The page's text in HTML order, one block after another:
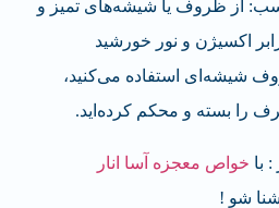
از ظروف یا شیشه‌های تمیز و
اکسیژن و نور خورشید
شیشه‌ای استفاده می‌کنید،
را بسته و محکم کرده‌اید.
با خواص معجزه آسا انار
شو !